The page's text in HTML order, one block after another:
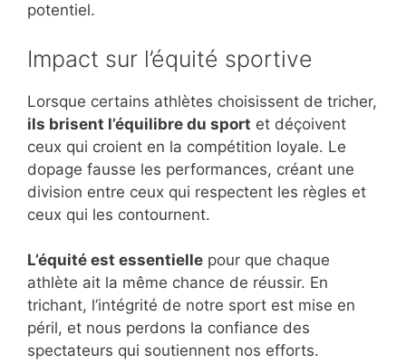
potentiel.
Impact sur l’équité sportive
Lorsque certains athlètes choisissent de tricher,
ils brisent l’équilibre du sport et déçoivent
ceux qui croient en la compétition loyale. Le
dopage fausse les performances, créant une
division entre ceux qui respectent les règles et
ceux qui les contournent.
L’équité est essentielle pour que chaque
athlète ait la même chance de réussir. En
trichant, l’intégrité de notre sport est mise en
péril, et nous perdons la confiance des
spectateurs qui soutiennent nos efforts.